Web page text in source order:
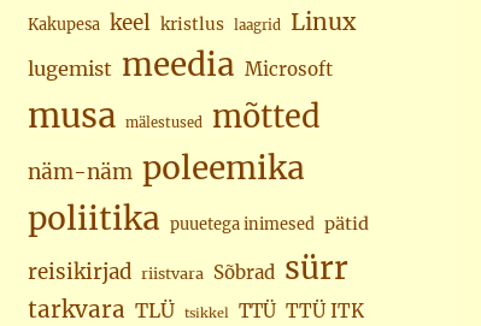
Kakupesa keel kristlus laagrid Linux
lugemist meedia Microsoft
musa mälestused mõtted
näm-näm poleemika
poliitika puuetega inimesed pätid
reisikirjad riistvara Sõbrad sürr
tarkvara TLÜ tsikkel TTÜ TTÜ ITK